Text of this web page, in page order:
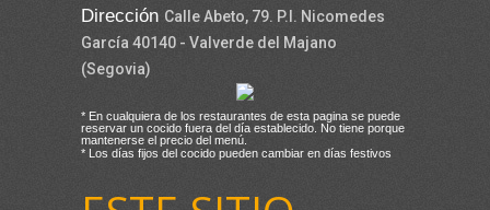
Dirección Calle Abeto, 79. P.I. Nicomedes
García 40140 - Valverde del Majano
(Segovia)
* En cualquiera de los restaurantes de esta pagina se puede
reservar un cocido fuera del día establecido. No tiene porque
mantenerse el precio del menú.
* Los días fijos del cocido pueden cambiar en días festivos